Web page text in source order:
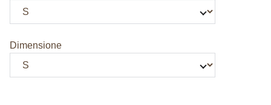
Dimensione